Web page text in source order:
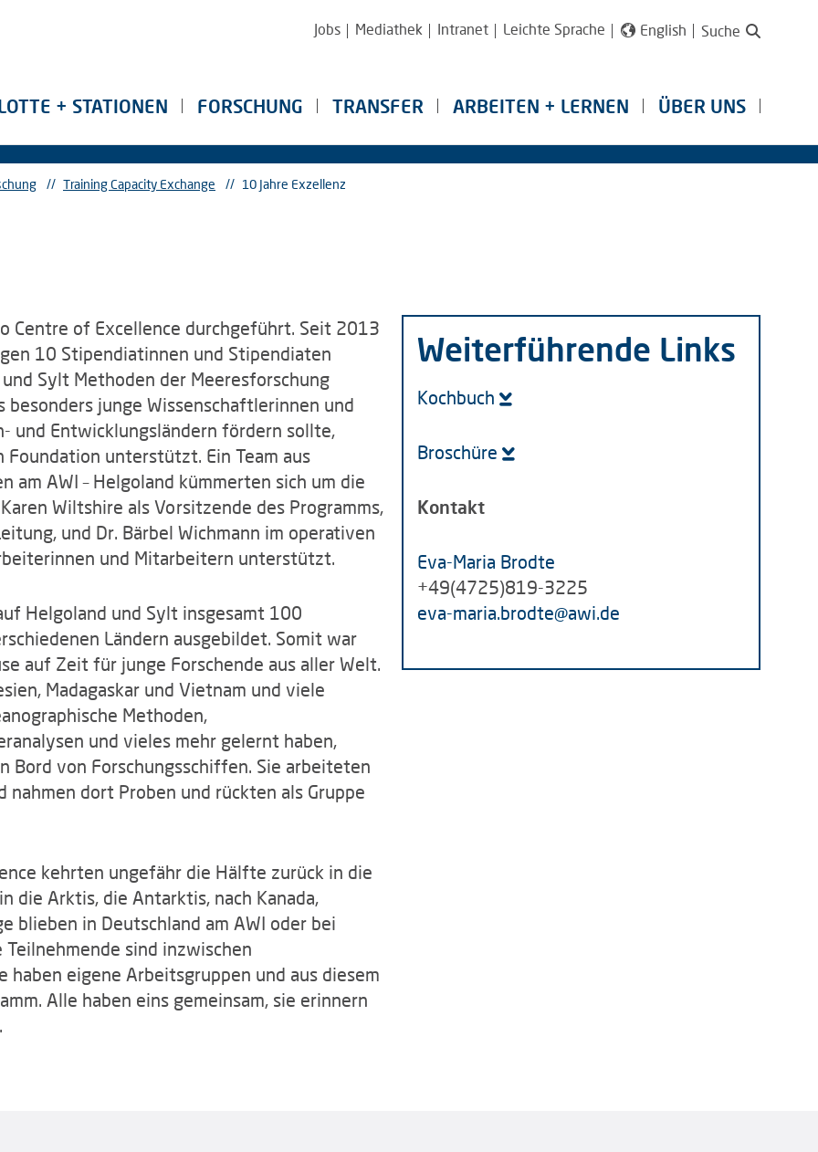
Jobs Mediathek Intranet Leichte Sprache English Suche
+ STATIONEN FORSCHUNG TRANSFER ARBEITEN + LERNEN ÜBER UNS
// Training Capacity Exchange // 10 Jahre Exzellenz
Centre of Excellence durchgeführt. Seit 2013
10 Stipendiatinnen und Stipendiaten
Sylt Methoden der Meeresforschung
junge Wissenschaftlerinnen und
und Entwicklungsländern fördern sollte,
unterstützt. Ein Team aus
AWI – Helgoland kümmerten sich um die
Wiltshire als Vorsitzende des Programms,
und Dr. Bärbel Wichmann im operativen
und Mitarbeitern unterstützt.
Helgoland und Sylt insgesamt 100
Ländern ausgebildet. Somit war
auf Zeit für junge Forschende aus aller Welt.
Madagaskar und Vietnam und viele
Methoden,
und vieles mehr gelernt haben,
Bord von Forschungsschiffen. Sie arbeiteten
dort Proben und rückten als Gruppe
kehrten ungefähr die Hälfte zurück in die
die Arktis, die Antarktis, nach Kanada,
blieben in Deutschland am AWI oder bei
sind inzwischen
eigene Arbeitsgruppen und aus diesem
Alle haben eins gemeinsam, sie erinnern
Weiterführende Links
Kochbuch
Broschüre
Kontakt
Eva-Maria Brodte
+49(4725)819-3225
eva-maria.brodte@awi.de